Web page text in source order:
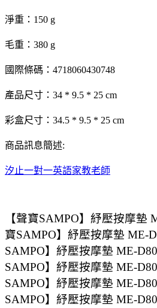
淨重：150 g
毛重：380 g
國際條碼：4718060430748
產品尺寸：34 * 9.5 * 25 cm
彩盒尺寸：34.5 * 9.5 * 25 cm
商品訊息簡述:
汐止一對一英語家教老師
【聲寶SAMPO】紓壓按摩墊
寶SAMPO】紓壓按摩墊 ME-
SAMPO】紓壓按摩墊 ME-
SAMPO】紓壓按摩墊 ME-
SAMPO】紓壓按摩墊 ME-
SAMPO】紓壓按摩墊 ME-